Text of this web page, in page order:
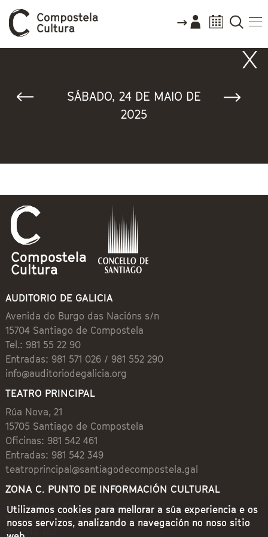
SÁBADO, 24 DE MAIO DE
2025
AUDITORIO DE GALICIA
Avenida do Burgo das Nacións s/n
15704 Santiago de Compostela
Tel.: 981 55 22 90
Entradas: 981 571 026 / 981 552 290
info@auditoriodegalicia.org
TEATRO PRINCIPAL
Rúa Nova, 21
15705 Santiago de Compostela
Oficinas: 981 542 461
Entradas: 981 542 349
teatroprincipal@santiagodecompostela.gal
ZONA C. PUNTO DE INFORMACIÓN CULTURAL
Preguntoiro, 1 (Praza de Cervantes)
15704 Santiago de Compostela
981 542 462
Utilizamos cookies para mellorar a súa experiencia e os
nosos servizos, analizando a navegación no noso sitio